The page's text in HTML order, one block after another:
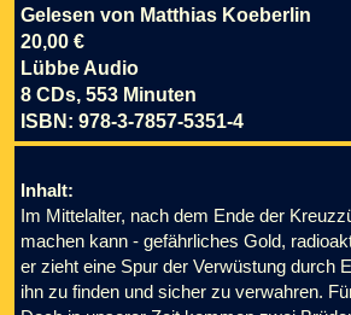
Gelesen von Matthias Koeberlin
20,00 €
Lübbe Audio
8 CDs, 553 Minuten
ISBN: 978-3-7857-5351-4
Inhalt:
Im Mittelalter, nach dem Ende der
machen kann - gefährliches Gold,
er zieht eine Spur der Verwüstung durch
ihn zu finden und sicher zu verwahren.